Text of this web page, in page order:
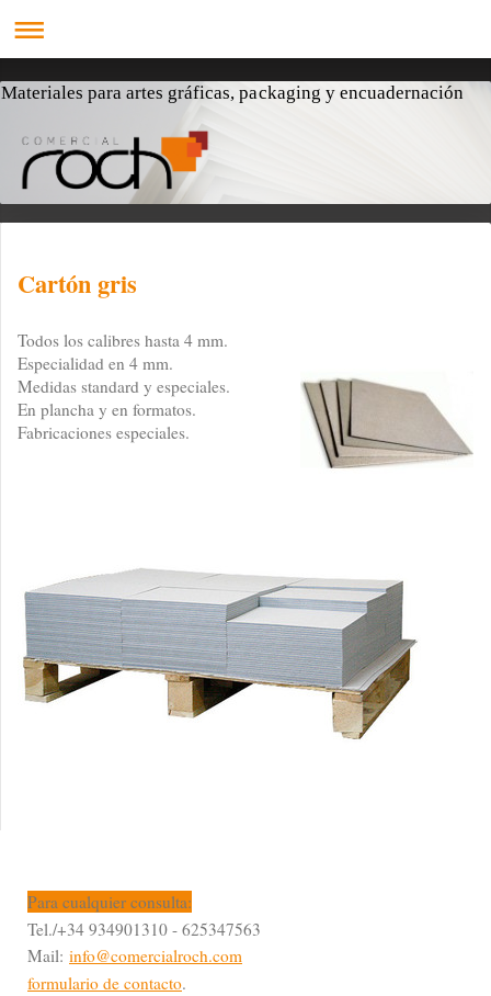
Materiales para artes gráficas, packaging y encuadernación
Cartón gris
Todos los calibres hasta 4 mm.
Especialidad en 4 mm.
Medidas standard y especiales.
En plancha y en formatos.
Fabricaciones especiales.
Para cualquier consulta:
Tel./+34 934901310 - 625347563
Mail: info@comercialroch.com
formulario de contacto.